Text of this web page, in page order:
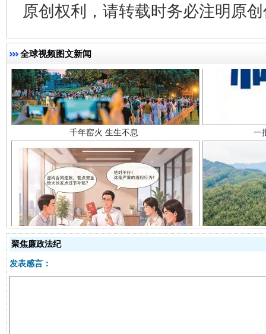
原创权利，请转载时务必注明原
全球视频图文新闻
揭开“小金库”的免责幌子
聚焦廉政法纪
发表感言：